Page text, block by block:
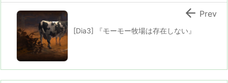
[Dia3] 『モーモー牧場は存在しない』
 Prev